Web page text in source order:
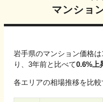
マンショ
岩手県のマンション価格
り、3年前と比べて0.6%上
各エリアの相場推移を比較